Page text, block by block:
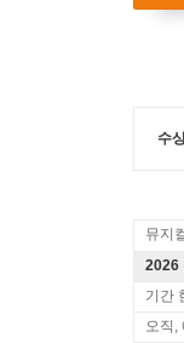
수
2026
기간
오직,